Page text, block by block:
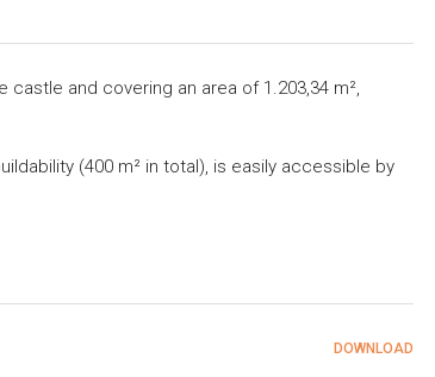
and covering an area of 1.203,34 m²,
(400 m² in total), is easily accessible by
DOWNLOAD